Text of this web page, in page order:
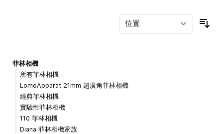
菲林相機
所有菲林相機
LomoApparat 21mm 超廣角菲林相機
經典菲林相機
實驗性菲林相機
110 菲林相機
Diana 菲林相機家族